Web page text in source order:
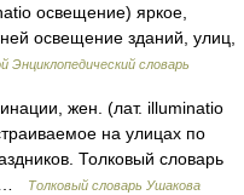
освещение) яркое,
освещение зданий, улиц,
Энциклопедический словарь
жен. (лат. illuminatio
на улицах по
Толковый словарь
…
Толковый словарь Ушакова